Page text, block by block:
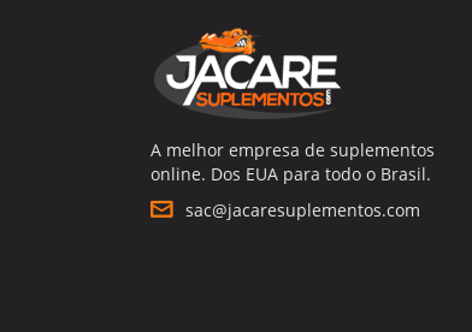
A melhor empresa de suplementos
online. Dos EUA para todo o Brasil.
sac@jacaresuplementos.com